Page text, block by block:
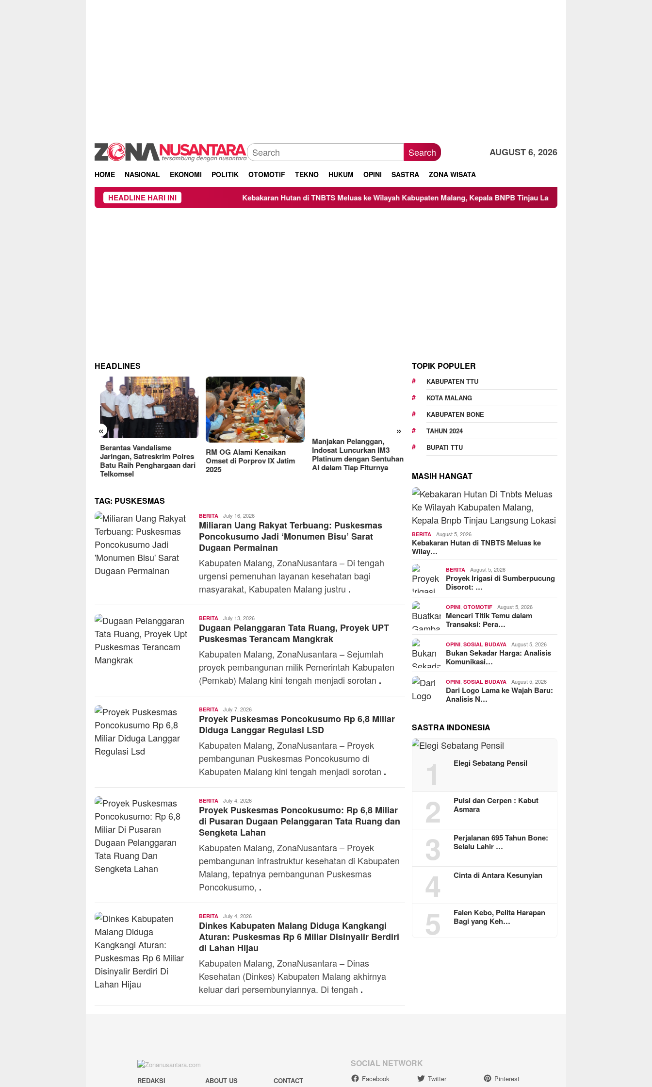
Search AUGUST 6, 2026
HOME NASIONAL EKONOMI POLITIK OTOMOTIF TEKNO HUKUM OPINI SASTRA ZONA WISATA
HEADLINE HARI INI Kebakaran Hutan di TNBTS Meluas ke Wilayah Kabupaten Malang, Kepala BNPB Tinjau Langsung Lokasi
HEADLINES
« »
Berantas Vandalisme
Jaringan, Satreskrim Polres
Batu Raih Penghargaan dari
Telkomsel
RM OG Alami Kenaikan
Omset di Porprov IX Jatim
2025
Manjakan Pelanggan,
Indosat Luncurkan IM3
Platinum dengan Sentuhan
RAT Koperasi Jasa Widyani
Sejahtera Institut Perbanas,
TAG: PUSKESMAS
BERITA Toski
Dermaleksana
July 16, 2026
Miliaran Uang Rakyat Terbuang: Puskesmas
Poncokusumo Jadi ‘Monumen Bisu’ Sarat
Dugaan Permainan
Kabupaten Malang, ZonaNusantara – Di tengah
urgensi pemenuhan layanan kesehatan bagi
masyarakat, Kabupaten Malang justru .
BERITA Toski
Dermaleksana
July 13, 2026
Dugaan Pelanggaran Tata Ruang, Proyek UPT
Puskesmas Terancam Mangkrak
Kabupaten Malang, ZonaNusantara – Sejumlah
proyek pembangunan milik Pemerintah Kabupaten
(Pemkab) Malang kini tengah menjadi sorotan .
BERITA Toski
Dermaleksana
July 7, 2026
Proyek Puskesmas Poncokusumo Rp 6,8 Miliar
Diduga Langgar Regulasi LSD
Kabupaten Malang, ZonaNusantara – Proyek
pembangunan Puskesmas Poncokusumo di
Kabupaten Malang kini tengah menjadi sorotan .
BERITA Toski
Dermaleksana
July 4, 2026
Proyek Puskesmas Poncokusumo: Rp 6,8 Miliar
di Pusaran Dugaan Pelanggaran Tata Ruang dan
Sengketa Lahan
Kabupaten Malang, ZonaNusantara – Proyek
pembangunan infrastruktur kesehatan di Kabupaten
Malang, tepatnya pembangunan Puskesmas
Poncokusumo, .
BERITA Toski
Dermaleksana
July 4, 2026
Dinkes Kabupaten Malang Diduga Kangkangi
Aturan: Puskesmas Rp 6 Miliar Disinyalir Berdiri
di Lahan Hijau
Kabupaten Malang, ZonaNusantara – Dinas
Kesehatan (Dinkes) Kabupaten Malang akhirnya
keluar dari persembunyiannya. Di tengah .
TOPIK POPULER
KABUPATEN TTU
KOTA MALANG
KABUPATEN BONE
TAHUN 2024
BUPATI TTU
MASIH HANGAT
BERITA August 5, 2026
Kebakaran Hutan di TNBTS Meluas ke
Wilay…
BERITA August 5, 2026
Proyek Irigasi di Sumberpucung
Disorot: …
OPINI ,OTOMOTIF August 5, 2026
Mencari Titik Temu dalam
Transaksi: Pera…
OPINI ,SOSIAL BUDAYA August 5, 2026
Bukan Sekadar Harga: Analisis
Komunikasi…
OPINI ,SOSIAL BUDAYA August 5, 2026
Dari Logo Lama ke Wajah Baru:
Analisis N…
SASTRA INDONESIA
1 Elegi Sebatang Pensil
2
Puisi dan Cerpen : Kabut
Asmara
3
Perjalanan 695 Tahun Bone:
Selalu Lahir …
4 Cinta di Antara Kesunyian
5
Falen Kebo, Pelita Harapan
Bagi yang Keh…
REDAKSI ABOUT US CONTACT
SOCIAL NETWORK
Facebook Twitter Pinterest